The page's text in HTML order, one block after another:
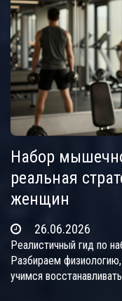
Набор
реальная
женщин
26.06.2026
Реалистичный гид по
Разбираем
учимся